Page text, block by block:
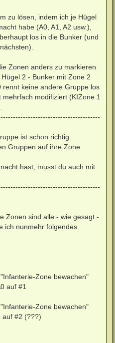
zu lösen, indem ich je Hügel
habe (A0, A1, A2 usw.),
los in die Bunker (und
Zonen anders zu markieren
2 - Bunker mit Zone 2
rennt keine andere Gruppe los
mehrfach modifiziert (KIZone 1
ist schon richtig.
Gruppen auf ihre Zone
hast, musst du auch mit
Zonen sind alle - wie gesagt -
ich nunmehr folgendes
Zone bewachen"
auf #1
Zone bewachen"
auf #2 (???)